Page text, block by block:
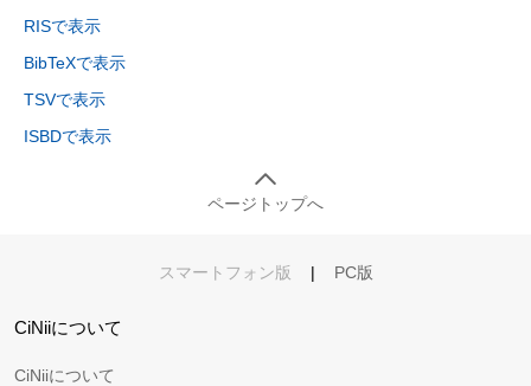
RISで表示
BibTeXで表示
TSVで表示
ISBDで表示
ページトップへ
スマートフォン版 | PC版
CiNiiについて
CiNiiについて